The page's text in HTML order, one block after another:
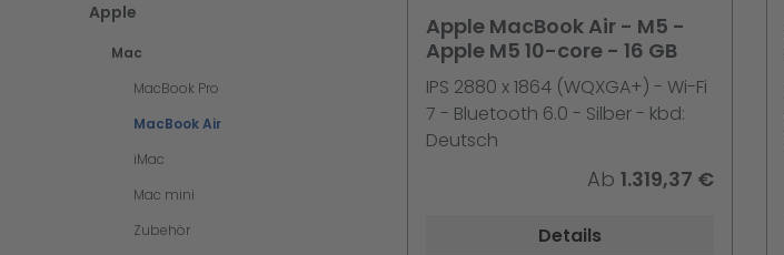
Apple
Mac
MacBook Pro
MacBook Air
iMac
Mac mini
Zubehör
Apple MacBook Air - M5 -
Apple M5 10-core - 16 GB
IPS 2880 x 1864 (WQXGA+) - Wi-Fi
7 - Bluetooth 6.0 - Silber - kbd:
Deutsch
Ab 1.319,37 €
Details